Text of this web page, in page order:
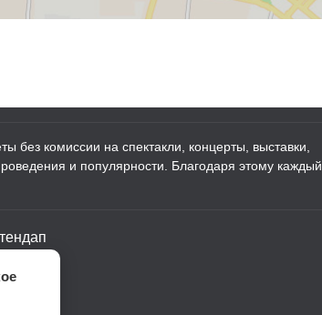
комиссии на спектакли, концерты, выставки,
и популярности. Благодаря этому каждый